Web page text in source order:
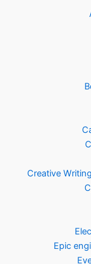
Creative
Epic